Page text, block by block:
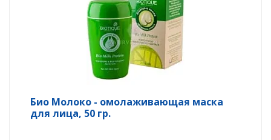
Био Молоко - омолаживающая маска
для лица, 50 гр.